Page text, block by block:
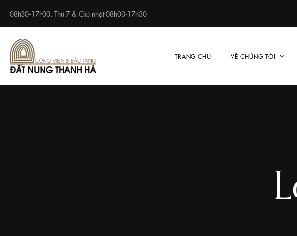
08h30-17h00, Thứ 7 & Chủ nhật 08h00-17h30
TRANG CHỦ VỀ CHÚNG TÔI